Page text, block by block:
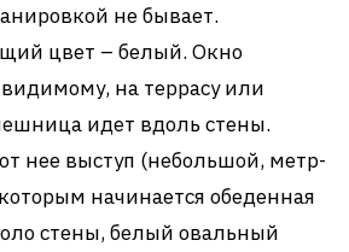
не бывает.
цвет – белый. Окно
на террасу или
идет вдоль стены.
нее выступ (небольшой, метр-
начинается обеденная
стены, белый овальный